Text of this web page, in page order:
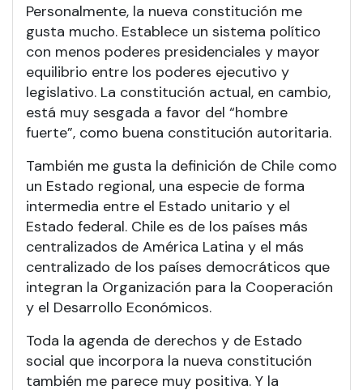
Personalmente, la nueva constitución me
gusta mucho. Establece un sistema político
con menos poderes presidenciales y mayor
equilibrio entre los poderes ejecutivo y
legislativo. La constitución actual, en cambio,
está muy sesgada a favor del “hombre
fuerte”, como buena constitución autoritaria.
También me gusta la definición de Chile como
un Estado regional, una especie de forma
intermedia entre el Estado unitario y el
Estado federal. Chile es de los países más
centralizados de América Latina y el más
centralizado de los países democráticos que
integran la Organización para la Cooperación
y el Desarrollo Económicos.
Toda la agenda de derechos y de Estado
social que incorpora la nueva constitución
también me parece muy positiva. Y la